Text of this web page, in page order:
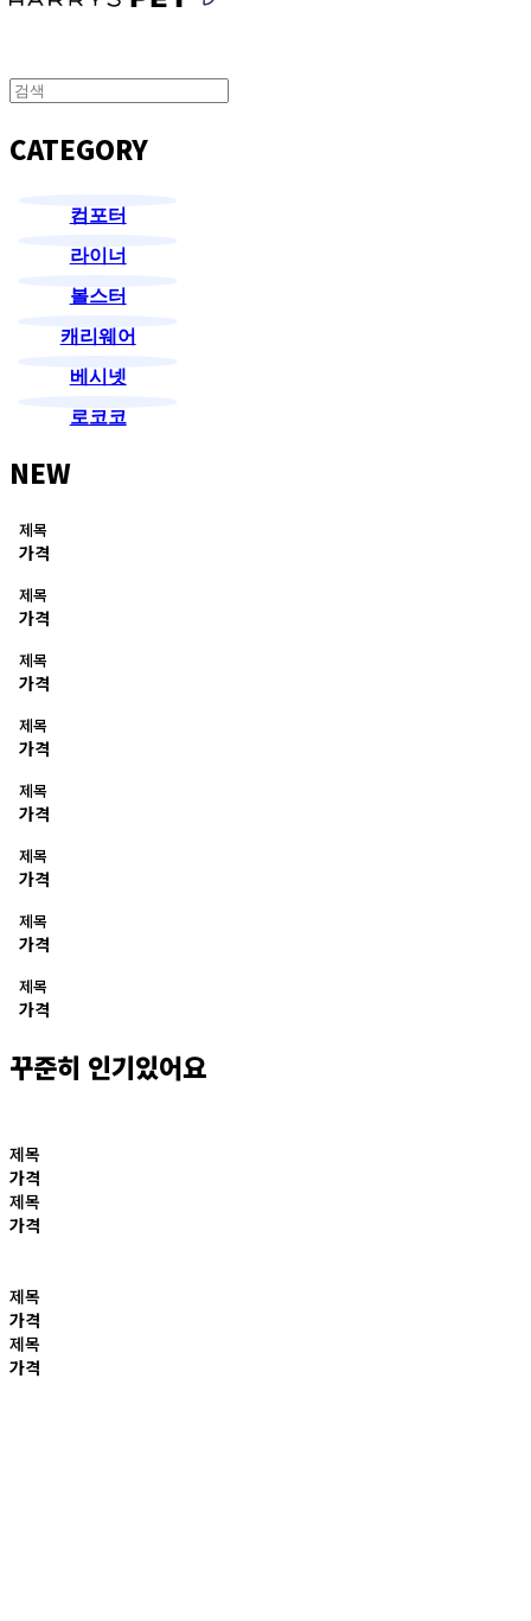
CATEGORY
컴포터
라이너
볼스터
캐리웨어
베시넷
로코코
NEW
제목
가격
제목
가격
제목
가격
제목
가격
제목
가격
제목
가격
제목
가격
제목
가격
꾸준히 인기있어요
제목
가격
제목
가격
제목
가격
제목
가격